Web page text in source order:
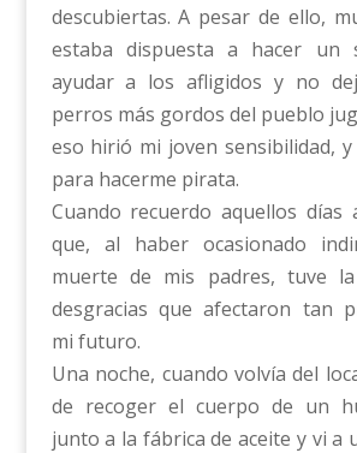
descubiertas. A pesar de ello,
estaba dispuesta a hacer un
ayudar a los afligidos y no
perros más gordos del pueblo
eso hirió mi joven sensibilidad,
para hacerme pirata.
Cuando recuerdo aquellos días
que, al haber ocasionado
muerte de mis padres, tuve
desgracias que afectaron tan
mi futuro.
Una noche, cuando volvía del
de recoger el cuerpo de un
junto a la fábrica de aceite y vi a